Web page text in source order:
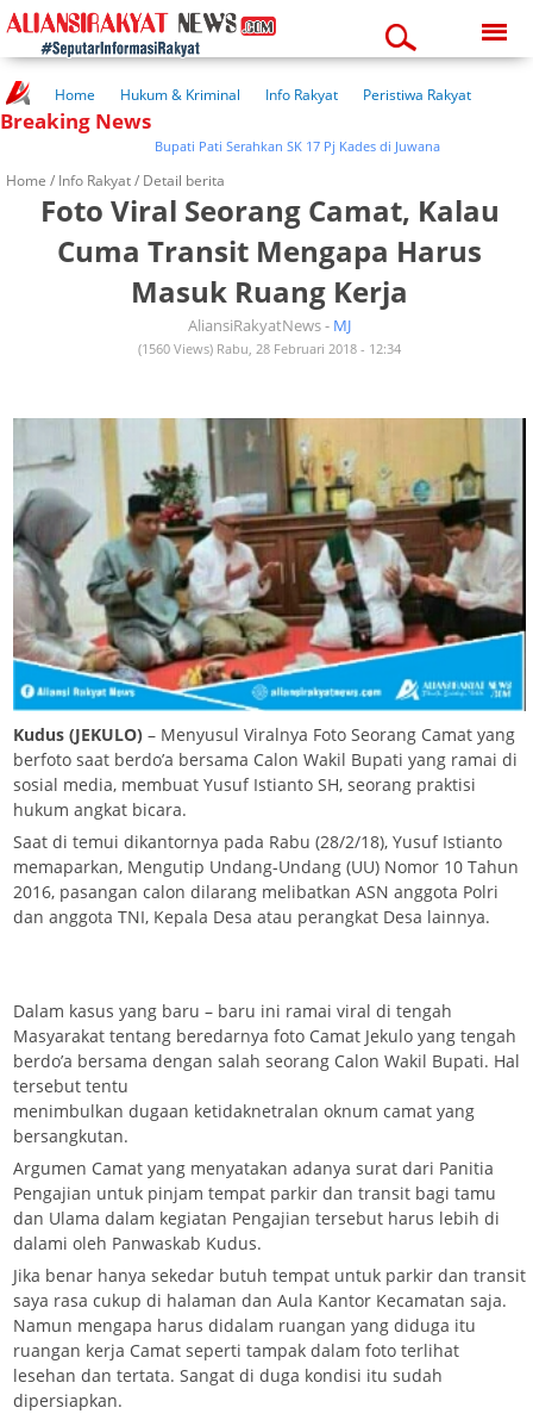
11:30:07 pm
Home Hukum & Kriminal Info Rakyat
Peristiwa Rakyat
Kuliner Rakyat
Wisata Rakyat
Kesehatan
Breaking News
Bupati Pati Serahkan SK 17 Pj Kades di Juwana
Home / Info Rakyat/ Detail berita
Foto Viral Seorang Camat, Kalau
Cuma Transit Mengapa Harus
Masuk Ruang Kerja
AliansiRakyatNews - MJ
(1560 Views) Rabu, 28 Februari 2018 - 12:34
Kudus (JEKULO) – Menyusul Viralnya Foto Seorang Camat yang
berfoto saat berdo’a bersama Calon Wakil Bupati yang ramai di
sosial media, membuat Yusuf Istianto SH, seorang praktisi
hukum angkat bicara.
Saat di temui dikantornya pada Rabu (28/2/18), Yusuf Istianto
memaparkan, Mengutip Undang-Undang (UU) Nomor 10 Tahun
2016, pasangan calon dilarang melibatkan ASN anggota Polri
dan anggota TNI, Kepala Desa atau perangkat Desa lainnya.
Dalam kasus yang baru – baru ini ramai viral di tengah
Masyarakat tentang beredarnya foto Camat Jekulo yang tengah
berdo’a bersama dengan salah seorang Calon Wakil Bupati. Hal
tersebut tentu
menimbulkan dugaan ketidaknetralan oknum camat yang
bersangkutan.
Argumen Camat yang menyatakan adanya surat dari Panitia
Pengajian untuk pinjam tempat parkir dan transit bagi tamu
dan Ulama dalam kegiatan Pengajian tersebut harus lebih di
dalami oleh Panwaskab Kudus.
Jika benar hanya sekedar butuh tempat untuk parkir dan transit
saya rasa cukup di halaman dan Aula Kantor Kecamatan saja.
Namun mengapa harus didalam ruangan yang diduga itu
ruangan kerja Camat seperti tampak dalam foto terlihat
lesehan dan tertata. Sangat di duga kondisi itu sudah
dipersiapkan.